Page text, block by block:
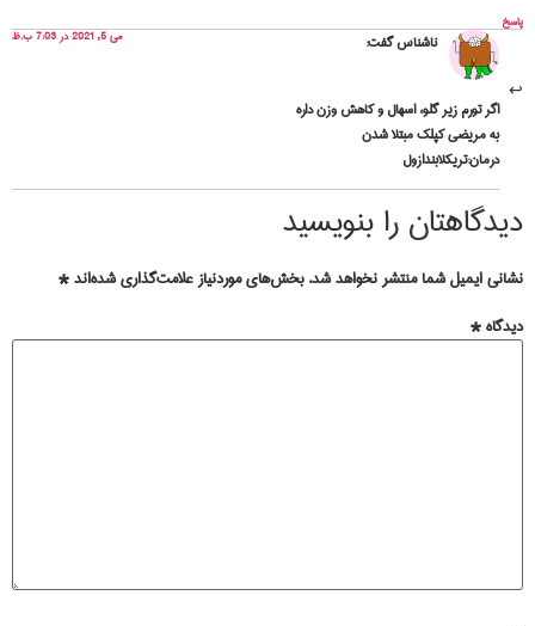
پاسخ
ناشناسگفت: می 5, 2021 در 7:03 ب.ظ
اگر تورم زیر گلو، اسهال‌ و کاهش وزن داره
به مریضی کپلک مبتلا شدن
درمان:تریکلابندازول
دیدگاهتان را بنویسید
نشانی ایمیل شما منتشر نخواهد شد. بخش‌های موردنیاز علامت‌گذاری شده‌اند*
دیدگاه*